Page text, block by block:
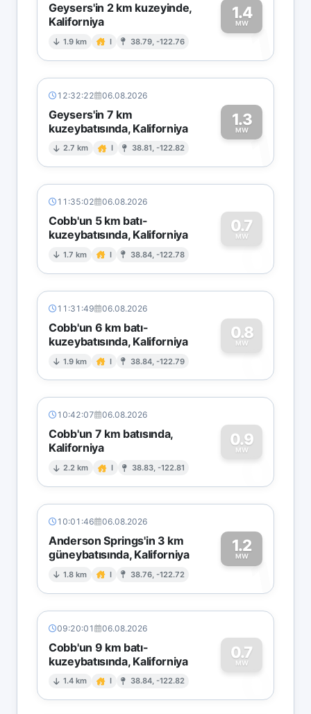
Geysers'in 2 km kuzeyinde,
Kaliforniya
1.9 km I 38.79, -122.76
1.4
MW1
12:32:22 06.08.2026
Geysers'in 7 km
kuzeybatısında, Kaliforniya
2.7 km I 38.81, -122.82
1.3
MW1
11:35:02 06.08.2026
Cobb'un 5 km batı-
kuzeybatısında, Kaliforniya
1.7 km I 38.84, -122.78
0.7
MW
0
11:31:49 06.08.2026
Cobb'un 6 km batı-
kuzeybatısında, Kaliforniya
1.9 km I 38.84, -122.79
0.8
MW
0
10:42:07 06.08.2026
Cobb'un 7 km batısında,
Kaliforniya
2.2 km I 38.83, -122.81
0.9
MW
0
10:01:46 06.08.2026
Anderson Springs'in 3 km
güneybatısında, Kaliforniya
1.8 km I 38.76, -122.72
1.2
MW1
09:20:01 06.08.2026
Cobb'un 9 km batı-
kuzeybatısında, Kaliforniya
1.4 km I 38.84, -122.82
0.7
MW
0